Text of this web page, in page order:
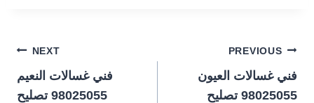
تصفّح
المقالات
PREVIOUS
فني غسالات العيون
98025055 تصليح
NEXT
فني غسالات النعيم
98025055 تصليح